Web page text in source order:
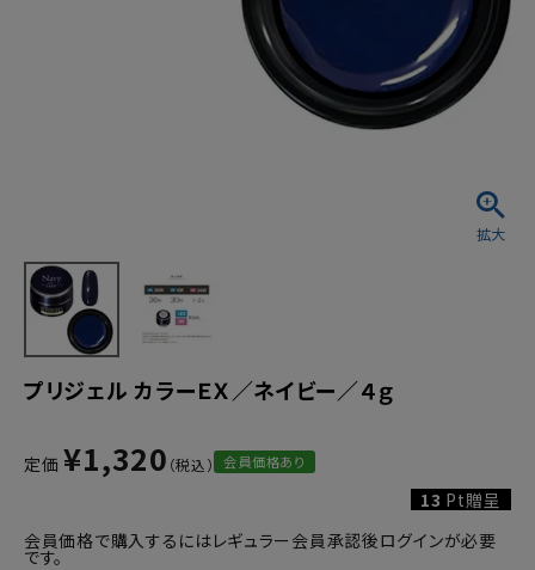
プリジェル カラーＥＸ／ネイビー／４ｇ
定価 ¥1,320 会員価格あり
13 Pt贈呈
会員価格で購入するにはレギュラー会員承認後ログインが必要
です。